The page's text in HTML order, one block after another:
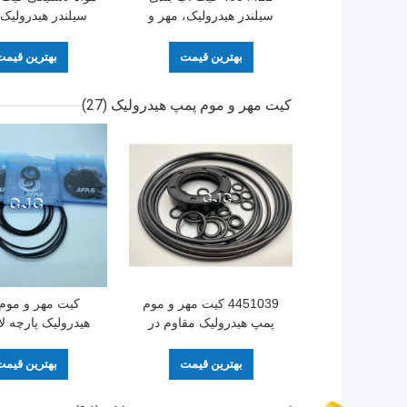
سیلندر هیدرولیک، مهر و
ZAX200-3 SK07-N2
بهترین قیمت
سیلندر
بهترین
کیت مهر و موم پمپ هیدرولیک (27)
4451039 کیت مهر و موم
پمپ هیدرولیک مقاوم در
مقاومت FKM
بهترین قیمت
کیت مهر و
هیدرولیک پارچه
E120B
بهترین